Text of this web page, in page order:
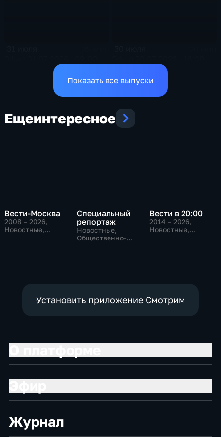
Показать все выпуски
Ещеинтересное
Вести-Москва
2008 – 2026,
Новостные,
Специальный
репортаж
Новостные,
Общественно-
Вести в 20:00
2014 – 2026,
Новостные,
Установить приложение Смотрим
Журнал